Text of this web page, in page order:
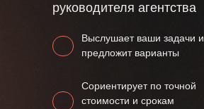
Сориентирует по точной
стоимости и срокам
руководителя агентства
Выслушает ваши задачи и
предложит варианты